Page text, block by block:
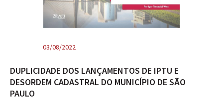
03/08/2022
DUPLICIDADE DOS LANÇAMENTOS DE IPTU E
DESORDEM CADASTRAL DO MUNICÍPIO DE SÃO
PAULO